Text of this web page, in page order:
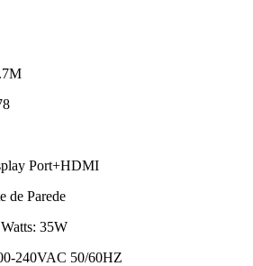
Port+HDMI
de Parede
35W
240VAC 50/60HZ